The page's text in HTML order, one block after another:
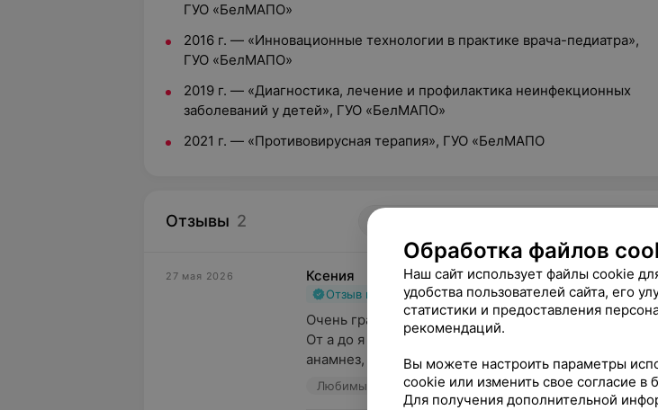
ГУО «БелМАПО»
2016 г. — «Инновационные технологии в практике врача-педиатра»,
ГУО «БелМАПО»
2019 г. — «Диагностика, лечение и профилактика неинфекционных
заболеваний у детей», ГУО «БелМАПО»
2021 г. — «Противовирусная терапия», ГУО «БелМАПО
Отзывы 2
27 мая 2026 Ксения
Отзыв подтвержден Рекомендую
Очень грамотная доктор, вежливая и внимательная.
От а до я осмотрела ребенка, собрала полный
анамнез, прощупала, и подоб...
Любимый доктор, ул. Матусевича, 70
Обработка файлов
Наш сайт использует файлы cookie
удобства пользователей сайта, его
статистики и предоставления
рекомендаций.
Вы можете настроить параметры
cookie или изменить свое согласие в
Для получения дополнительной